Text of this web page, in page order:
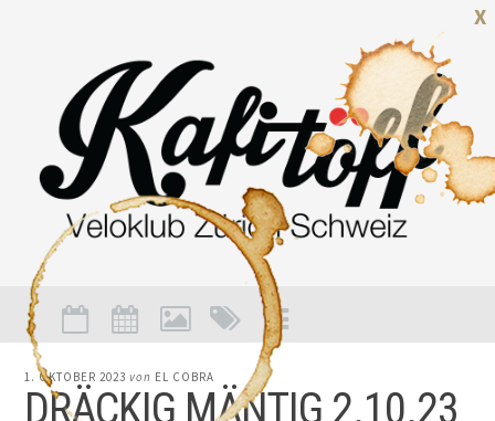
X
1. OKTOBER 2023 von EL COBRA
DRÄCKIG MÄNTIG 2.10.23